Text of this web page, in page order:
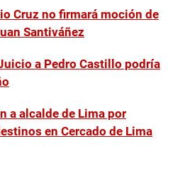
Cruz no firmará moción de
Santiváñez
a Pedro Castillo podría
a alcalde de Lima por
en Cercado de Lima